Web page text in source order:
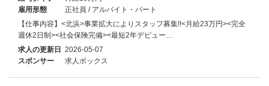
雇用形態
正社員 / アルバイト・パート
【仕事内容】<北浜>事業拡大によりスタッフ募集!!<月給23万円><完全
週休2日制><社会保険完備><最短2年デビュー…
求人の更新日 2026-05-07
スポンサー
求人ボックス